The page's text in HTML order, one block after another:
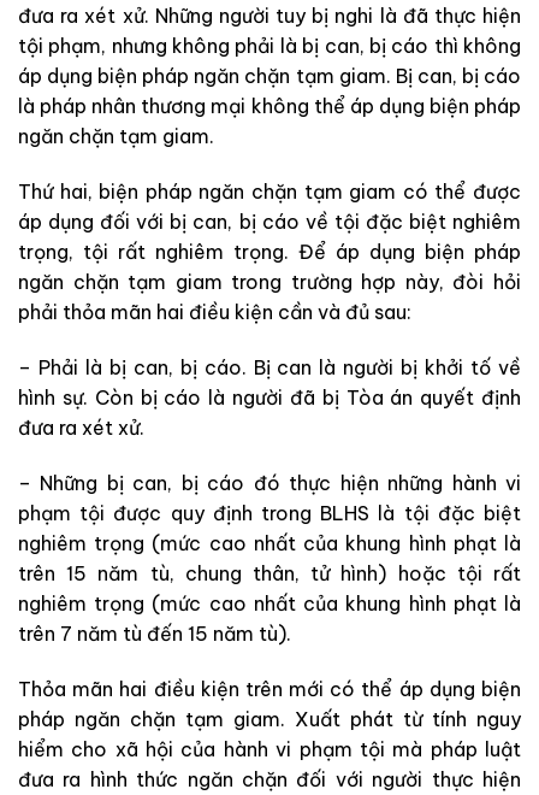
đưa ra xét xử. Những người tuy bị nghi là đã thực hiện
tội phạm, nhưng không phải là bị can, bị cáo thì không
áp dụng biện pháp ngăn chặn tạm giam. Bị can, bị cáo
là pháp nhân thương mại không thể áp dụng biện pháp
ngăn chặn tạm giam.
Thứ hai, biện pháp ngăn chặn tạm giam có thể được
áp dụng đối với bị can, bị cáo về tội đặc biệt nghiêm
trọng, tội rất nghiêm trọng. Để áp dụng biện pháp
ngăn chặn tạm giam trong trường hợp này, đòi hỏi
phải thỏa mãn hai điều kiện cần và đủ sau:
– Phải là bị can, bị cáo. Bị can là người bị khởi tố về
hình sự. Còn bị cáo là người đã bị Tòa án quyết định
đưa ra xét xử.
– Những bị can, bị cáo đó thực hiện những hành vi
phạm tội được quy định trong BLHS là tội đặc biệt
nghiêm trọng (mức cao nhất của khung hình phạt là
trên 15 năm tù, chung thân, tử hình) hoặc tội rất
nghiêm trọng (mức cao nhất của khung hình phạt là
trên 7 năm tù đến 15 năm tù).
Thỏa mãn hai điều kiện trên mới có thể áp dụng biện
pháp ngăn chặn tạm giam. Xuất phát từ tính nguy
hiểm cho xã hội của hành vi phạm tội mà pháp luật
đưa ra hình thức ngăn chặn đối với người thực hiện